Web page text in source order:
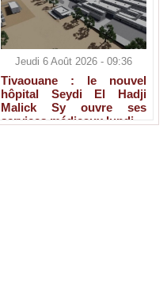
Jeudi 6 Août 2026 - 09:36
Tivaouane : le nouvel
hôpital Seydi El Hadji
Malick Sy ouvre ses
services médicaux lundi